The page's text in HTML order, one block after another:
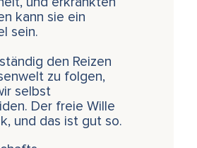
kann sie ein
sein.
den Reizen
zu folgen,
selbst
Der freie Wille
und das ist gut so.